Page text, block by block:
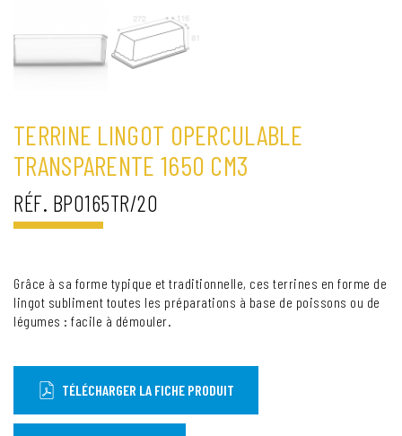
TERRINE LINGOT OPERCULABLE
TRANSPARENTE 1650 CM3
RÉF. BPO165TR/20
Grâce à sa forme typique et traditionnelle, ces terrines en forme de
lingot subliment toutes les préparations à base de poissons ou de
légumes : facile à démouler.
TÉLÉCHARGER LA FICHE PRODUIT